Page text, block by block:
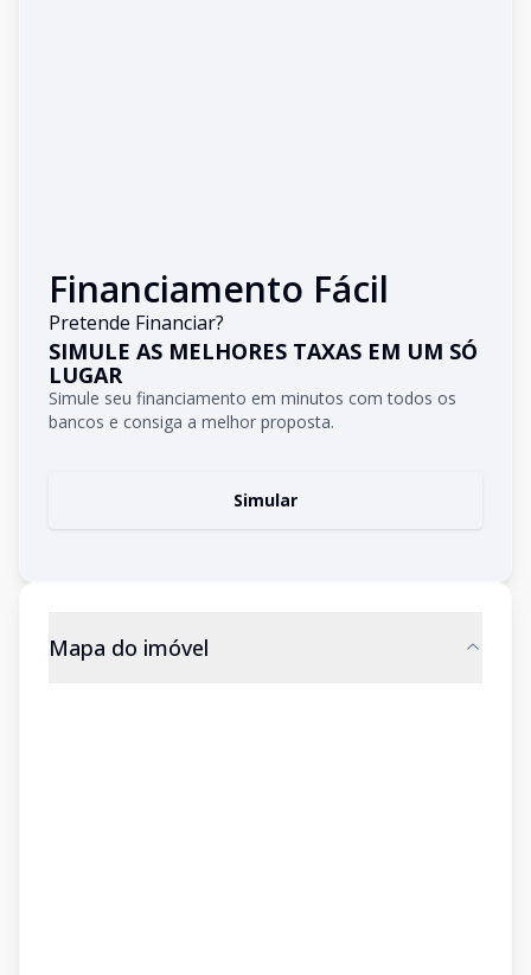
Financiamento Fácil
Pretende Financiar?
SIMULE AS MELHORES TAXAS EM UM SÓ
LUGAR
Simule seu financiamento em minutos com todos os
bancos e consiga a melhor proposta.
Simular
Mapa do imóvel